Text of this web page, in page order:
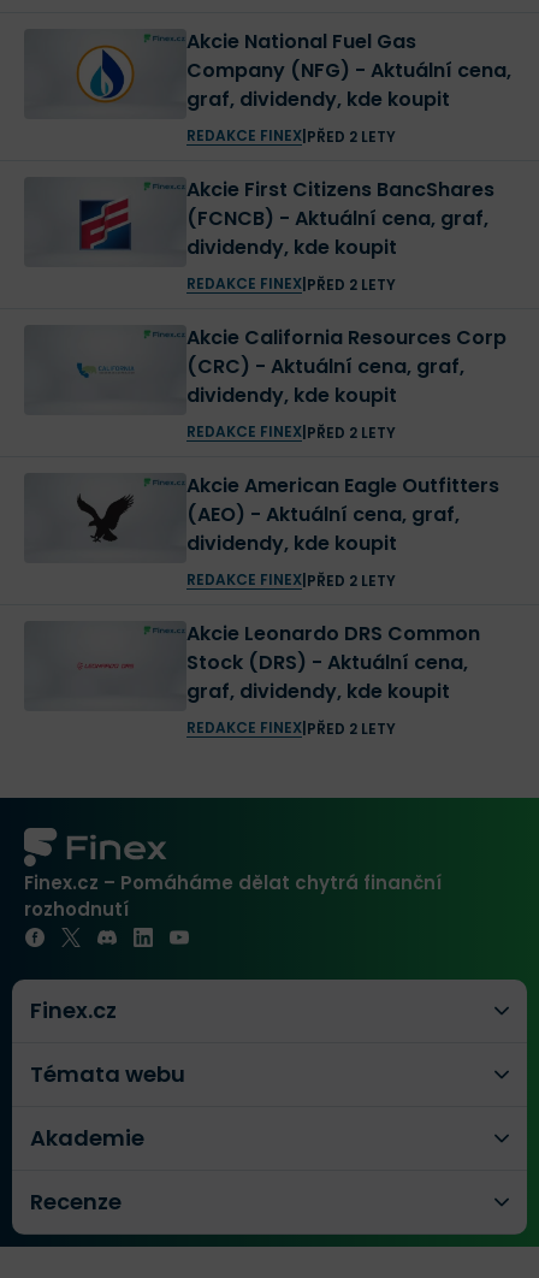
Akcie National Fuel Gas
Company (NFG) - Aktuální cena,
graf, dividendy, kde koupit
REDAKCE FINEX| PŘED 2 LETY
Akcie First Citizens BancShares
(FCNCB) - Aktuální cena, graf,
dividendy, kde koupit
REDAKCE FINEX| PŘED 2 LETY
Akcie California Resources Corp
(CRC) - Aktuální cena, graf,
dividendy, kde koupit
REDAKCE FINEX| PŘED 2 LETY
Akcie American Eagle Outfitters
(AEO) - Aktuální cena, graf,
dividendy, kde koupit
REDAKCE FINEX| PŘED 2 LETY
Akcie Leonardo DRS Common
Stock (DRS) - Aktuální cena,
graf, dividendy, kde koupit
REDAKCE FINEX| PŘED 2 LETY
Finex.cz – Pomáháme dělat chytrá finanční
rozhodnutí
Finex.cz
Témata webu
Akademie
Recenze